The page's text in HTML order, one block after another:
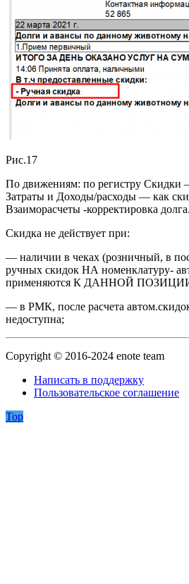
Рис.17
По движениям: по регистру Скидки
Затраты и Доходы/расходы — как
Взаиморасчеты -корректировка долга.
Скидка не действует при:
— наличии в чеках (розничный, в
ручных скидок НА номенклатуру-
применяются К ДАННОЙ
— в РМК, после расчета
недоступна;
Copyright © 2016-2024 enote team
Написать в поддержку
Пользовательское соглашение
Top